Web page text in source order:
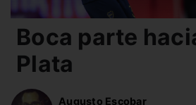
Boca parte
Plata
Augusto Escobar